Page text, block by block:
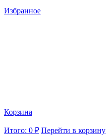
Избранное
Корзина
Итого: 0 ₽ Перейти в корзину